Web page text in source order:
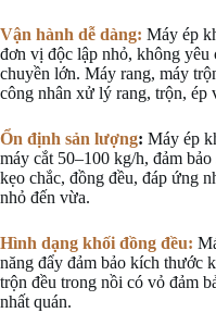
Vận hành dễ dàng: Máy ép
đơn vị độc lập nhỏ, không yêu
chuyền lớn. Máy rang, máy
công nhân xử lý rang, trộn, ép
Ổn định sản lượng: Máy ép
máy cắt 50–100 kg/h, đảm
kẹo chắc, đồng đều, đáp ứng
nhỏ đến vừa.
Hình dạng khối đồng đều:
năng đẩy đảm bảo kích thước
trộn đều trong nồi có vỏ đảm
nhất quán.